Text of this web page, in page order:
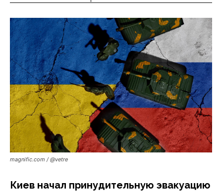
magnific.com / @vetre
Киев начал принудительную эвакуацию